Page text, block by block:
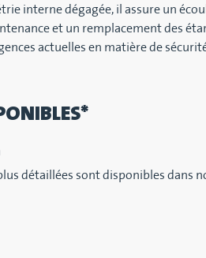
interne dégagée, il assure un
et un remplacement des
actuelles en matière de
détaillées sont disponibles dans